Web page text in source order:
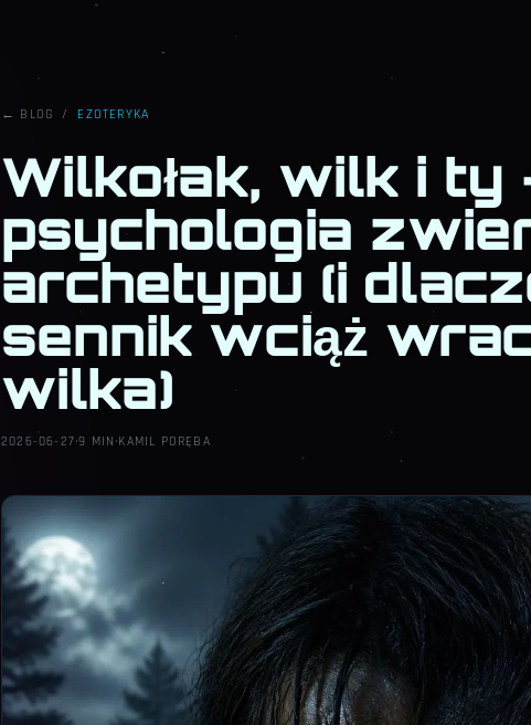
← BLOG / EZOTERYKA
Wilkołak, wilk i ty
psychologia
archetypu (i
sennik wciąż
wilka)
2026-06-27·9 MIN ·KAMIL PORĘBA